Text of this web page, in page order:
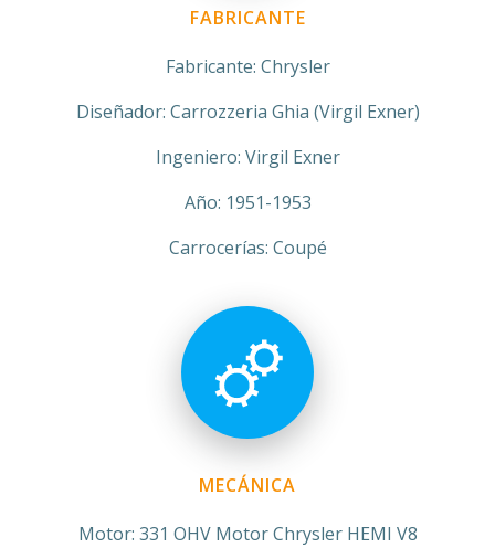
FABRICANTE
Fabricante: Chrysler
Diseñador: Carrozzeria Ghia (Virgil Exner)
Ingeniero: Virgil Exner
Año: 1951-1953
Carrocerías: Coupé
MECÁNICA
Motor: 331 OHV Motor Chrysler HEMI V8